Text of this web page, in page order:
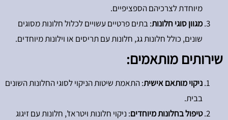
מיוחדת לצרכיהם הספציפיים.
מגוון סוגי חלונות: בתים פרטיים עשויים לכלול חלונות מסוגים
שונים, כולל חלונות גג, חלונות עם תריסים או וילונות מיוחדים.
שירותים מותאמים:
ניקוי מותאם אישית: התאמת שיטות הניקוי לסוגי החלונות השונים
בבית.
טיפול בחלונות מיוחדים: ניקוי חלונות ויטראז', חלונות עם זיגוג